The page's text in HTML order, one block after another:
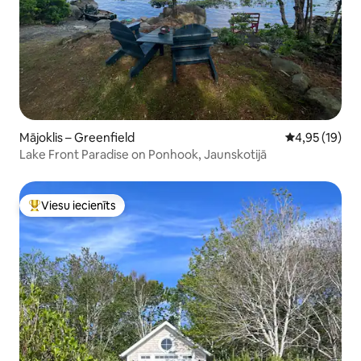
Mājoklis – Greenfield Vidējais
4,95 (19)
Lake Front Paradise on Ponhook, Jaunskotijā
Populārs viesu iecienīts mājoklis
Viesu iecienīts